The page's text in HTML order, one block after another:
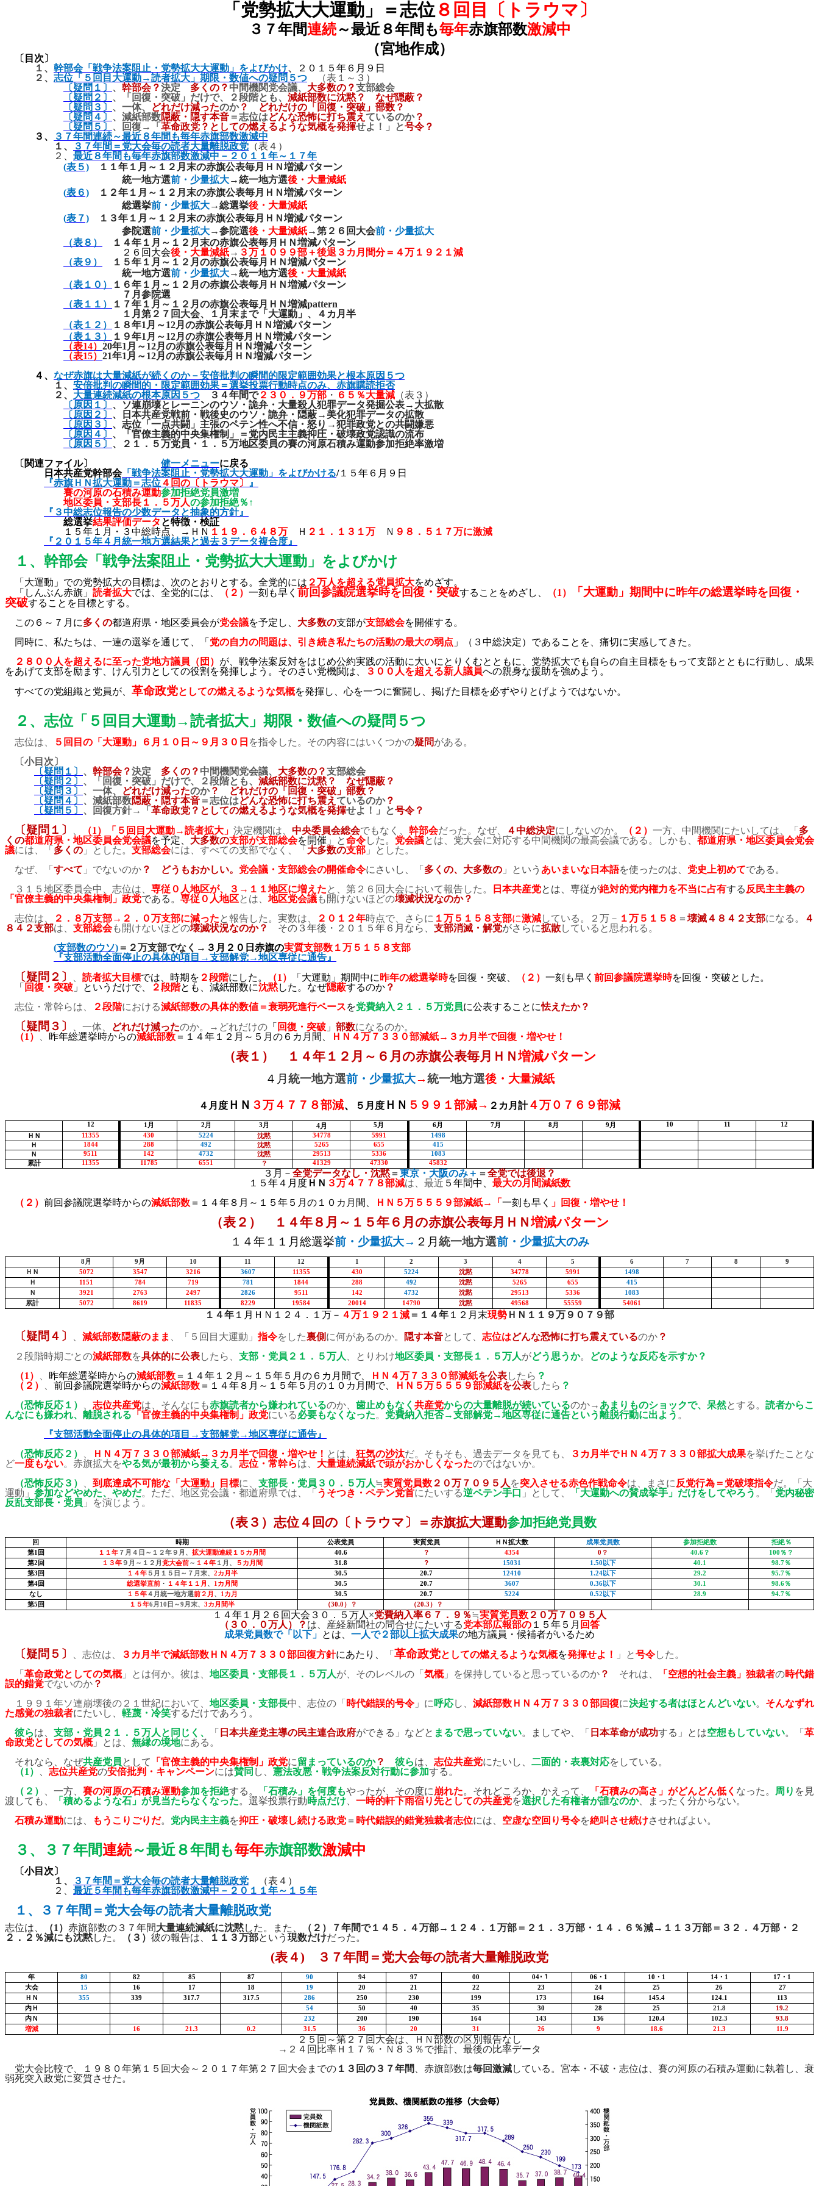
「党勢拡大大運動」＝志位 ８回目〔トラウマ〕
３７年間連続～最近８年間も毎年赤旗部数激減中
（宮地作成）
〔目次〕
１、 幹部会「戦争法案阻止・党勢拡大大運動」をよびかけ、
２０１５年６月９日
２、 志位「５回目大運動→読者拡大」期限・数値への疑問５つ
（表１～３）
〔疑問１〕 、 幹部会？決定 多くの？ 中間機関党会議、 大多数の？支部総会
〔疑問２〕 、「回復・突破」だけで、２段階とも、 減紙部数に沈黙？ なぜ隠蔽？
〔疑問３〕 、一体、 どれだけ減ったのか？
どれだけの「回復・突破」部数？
〔疑問４〕 、減紙部数隠蔽・隠す本音 ＝志位はどんな恐怖に打ち震え ているのか？
〔疑問５〕 、回復→「 革命政党？としての燃えるような気概を発揮せよ！」と号令？
３、
３７年間連続～最近８年間も毎年赤旗部数激減中
１、
３７年間＝党大会毎の読者大量離脱政党 （表 ４ ）
２、 最近８年間も毎年赤旗部数激減中－２０１１年～１７年
(表５) １１年１月～１２月末の赤旗公表毎月ＨＮ増減パターン
統一地方選前・少量拡大→統一地方選後・大量減紙
(表６) １２年１月～１２月末の赤旗公表毎月ＨＮ増減パターン
総選挙前・少量拡大→総選挙後・大量減紙
(表７) １３年１月～１２月末の赤旗公表毎月ＨＮ増減パターン
参院選前・少量拡大→参院選後・大量減紙→第２６回大会前・少量拡大
（表８）
１４年１月～１２月末の赤旗公表毎月ＨＮ増減パターン
２６回大会後・大量減紙→ ３万 １ ０９９部＋後退３カ月間分＝４万１９２１減
（表９）
１５年１月～１２月の赤旗公表毎月ＨＮ増減パターン
統一地方選前・少量拡大→統一地方選後・大量減紙
（表１０）
１６年１月～１２月の赤旗公表毎月ＨＮ増減パターン
７月参院選
（表１１）
１７年１月～１２月の赤旗公表毎月ＨＮ増減pattern
１月第２７回大会、１月末まで「大運動」、４カ月半
（表１２）
１８年1 月～12月 の赤旗公表毎月ＨＮ増減パターン
（表１３）
１９年1 月～12月 の赤旗公表毎月ＨＮ増減パターン
（表14） 20年1 月～12月 の赤旗公表毎月ＨＮ増減パターン
（表15） 21年1 月～12月 の赤旗公表毎月ＨＮ増減パターン
４、 なぜ赤旗は大量減紙が続くのか－安倍批判の瞬間的限定範囲効果と根本原因５つ
１、 安倍批判の瞬間的・限定範囲効果＝選挙投票行動時点のみ、赤旗購読拒否
２、 大量連続減紙の根本原因５つ ３４年間で２３０．９万部 ・ ６５％大量減 （表 ３ ）
〔原因１〕 、ソ連崩壊とレーニンのウソ・詭弁・大量殺人犯罪データ発掘公表→大拡散
〔原因２〕 、日本共産党戦前・戦後史のウソ・詭弁・隠蔽→美化犯罪データの拡散
〔原因３〕 、志位「一点共闘」主張のペテン性へ不信・怒り→犯罪政党との共闘嫌悪
〔原因４〕 、「官僚主義的中央集権制」＝党内民主主義抑圧・破壊政党認識の流布
〔原因５〕 、２１．５万党員・１．５万地区委員の賽の河原石積み運動参加拒絶率激増
〔関連ファイル〕 健一メニューに戻る
日本共産党幹部会「戦争法案阻止・党勢拡大大運動」をよびかける/１５年６月９日
『赤旗ＨＮ拡大運動＝志位４回の〔トラウマ〕
』
賽の河原の石積み運動参加拒絶党員激増
地区委員・支部長１．５万人の参加拒絶％↑
『３中総志位報告の少数データと抽象的方針』
総選挙結果評価データ と特徴・検証
１５年１月・３中総時点、→ＨＮ １１９．６４８万 Ｈ ２１．１３１万 Ｎ ９８．５１７万に激減
『２０１５年４月統一地方選結果と過去３データ複合度』
１、 幹部会「戦争法案阻止・党勢拡大大運動」をよびかけ
「大運動」での党勢拡大の目標は、次のとおりとする。 全党的には ２万人を超える党員拡大をめざす。
「しんぶん赤旗」 読者拡大では、全党的には、 （２） 一刻も早く 前回参議院選挙時を回復・突破することをめざし、 （1 ）
「大運動」期間中に昨年の総選挙時を回復・
突破することを目標とする。
この６～７月に多くの都道府県・地区委員会が党会議を予定し、 大多数の支部が支部総会を開催する。
同時に、私たちは、一連の選挙を通じて、「 党の自力の問題は、引き続き私たちの活動の最大の弱点 」（３中総決定）であることを、痛切に実感してきた。
２８００人を超えるに至った党地方議員（団） が、戦争法案反対をはじめ公約実践の活動に大いにとりくむとともに、党勢拡大でも自らの自主目標をもって支部とともに行動し、成果
をあげて支部を励ます、けん引力としての役割を発揮しよう。そのさい党機関は、
３００人を超える新人議員への親身な援助を強めよう。
すべての党組織と党員が、 革命政党としての燃えるような気概を発揮し、心を一つに奮闘し、掲げた目標を必ずやりとげようではないか。
２、 志位「５回目大運動→読者拡大」期限・数値への疑問５つ
志位は、 ５回目の「大運動」６月１０日～９月３０日 を指令した。その内容にはいくつかの疑問がある。
〔小目次〕
〔疑問１〕 、 幹部会？決定 多くの？ 中間機関党会議、 大多数の？支部総会
〔疑問２〕 、「回復・突破」だけで、２段階とも、 減紙部数に沈黙？ なぜ隠蔽？
〔疑問３〕 、一体、 どれだけ減ったのか？
どれだけの「回復・突破」部数？
〔疑問４〕 、減紙部数隠蔽・隠す本音 ＝志位はどんな恐怖に打ち震え ているのか？
〔疑問５〕 、回復方針→「 革命政党？としての燃えるような気概を発揮せよ！」と号令？
〔疑問１〕 （1 ）「５回目大運動→読者拡大」 決定機関は、 中央委員会総会でもなく、 幹部会だった。なぜ、 ４中総決定にしないのか。 （２） 一方、中間機関にたいしては、「 多
くの都道府県・地区委員会党会議を予定、 大多数の支部が支部総会を開催 」と命令した。 党会議とは、党大会に対応する中間機関の最高会議である。しかも、 都道府県・地区委員会党会
議には、「 多くの 」とした。 支部総会には、すべての支部でなく、「 大多数の支部 」とした。
なぜ、「 すべて 」でないのか ？ どうもおかしい。 党会議・支部総会の開催命令にさいし、「 多くの、大多数の 」という あいまいな日本語を使ったのは、 党史上初めてである。
３１５地区委員会中、志位は、 専従０人地区が、３→１１地区に増えたと、第２６回大会において報告した。 日本共産党とは、専従が絶対的党内権力を不当に占有する 反民主主義の
「官僚主義的中央集権制」政党である。 専従０人地区とは、 地区党会議も開けないほどの壊滅状況なのか？
志位は、
２．８万支部→２．０万支部に減ったと報告した。実数は、 ２０１２年時点で、さらに １万５１５８支部に激減している。２万－ １万５１５８ ＝ 壊滅４８４２支部になる。
４
８４２支部は、 支部総会も開けないほどの壊滅状況なのか？ その３年後・２０１５年６月なら、 支部消滅・解党がさらに拡散していると思われる。
(支部数のウソ)＝２万支部でなく → ３月２０日赤旗の実質支部数１万５１５８支部
『支部活動全面停止の具体的項目→支部解党→地区専従に通告』
〔疑問２〕 読者拡大目標では、時期を ２段階にした。 （1 ） 「大運動」期間中に 昨年の総選挙時を回復・突破、 （２） 一刻も早く 前回参議院選挙時を回復・突破とした。
「 回復・突破 」というだけで、 ２段階とも、減紙部数に沈黙した。なぜ隠蔽するのか ？
志位・常幹らは、
２段階における減紙部数の具体的数値＝衰弱死進行ペースを党費納入２１．５万党員に公表することに怯えたか？
〔疑問３〕 、一体、 どれだけ減ったのか。→どれだけの 「 回復・突破 」 部数になるのか。
（1 ） 昨年総選挙時からの減紙部数 ＝１４年１２月～５月の６カ月間、 ＨＮ４万 ７３３０部減紙→３カ月半で回復・増やせ！
（表１） １４年１２月～６月の赤旗公表毎月ＨＮ増減パターン
４月 統一地方選前・少量拡大→統一地方選後・大量減紙
４月度 ＨＮ ３万４７７８部減、 ５月度 ＨＮ ５９９１部減→ ２カ月計４万０７６９部減
12 1 月 2 月 3 月 4月 5 月 6月 7月 8月 9 月 10 11
12
ＨＮ
11355 430 5224 沈黙 34778 5991
1498
Ｈ
1844 288 492 沈黙 5265 655
415
Ｎ
9511 142 4732 沈黙 29513 5336
1083
累計
11355 11785 6551 ？ 41329 47330 45832
３月－ 全党データなし・沈黙＝ 東京・大阪のみ＋ ＝ 全党では後退？
１５年４月度 ＨＮ ３万４７７８部減は、最近 ５年間中、 最大の月間減紙数
（２） 前回参議院選挙時からの減紙部数 ＝１４年８月～１５年５月の１０カ月間、 ＨＮ５万５５５９部減紙→「 一刻も早く 」回復・増やせ！
（表２） １４年８月～１５年６月の赤旗公表毎月ＨＮ増減パターン
１４年１１月総選挙前・少量拡大→ ２月 統一地方選前・少量拡大のみ
8月 9 月 10 11 12 1 2 3 4 5 6 7 8
9
ＨＮ
5072 3547 3216 3607 11355 430 5224 沈黙 34778 5991
1498
Ｈ
1151 784 719 781 1844 288 492 沈黙 5265 655
415
Ｎ
3921 2763 2497 2826 9511 142 4732 沈黙 29513 5336
1083
累計
5072 8619 11835 8229 19584 20014 14790 沈黙 49568 55559 54061
１４年 １月ＨＮ１２４．１万－ ４万１９２１減＝ １４年 １２月末現勢 ＨＮ１１９万９０７９部
〔疑問４〕 減紙部数隠蔽のまま 、「５回目大運動」指令をした裏側 に何があるのか。 隠す本音として、 志位はどんな恐怖に打ち震えているのか ？
２段階時期ごとの減紙部数を具体的に公表したら、 支部・党員２１．５万人 、とりわけ地区委員・支部長１．５万人がどう思うか。
どのような反応を示すか？
（1 ） 昨年総選挙時からの減紙部数 ＝１４年１２月～１５年５月の６カ月間で、 ＨＮ４万７３３０部減紙を公表したら ？
（２）
前回参議院選挙時からの減紙部数 ＝１４年８月～１５年５月の１０カ月間で、 ＨＮ５万５５５９部減紙を公表したら ？
（恐怖反応１）
志位共産党は、そんなにも赤旗読者から嫌われているのか、 歯止めもなく 共産党からの大量離脱が続いているのか→ あまりものショックで、呆然とする。 読者からこ
んなにも嫌われ、離脱される 「官僚主義的中央集権制」政党にいる必要もなくなった。 党費納入拒否→支部解党→地区専従に通告という離脱行動に出よう 。
『支部活動全面停止の具体的項目→支部解党→地区専従に通告』
（恐怖反応２）
ＨＮ４万７３３０部減紙→３カ月半で回復・増やせ！ とは、 狂気の沙汰だ。そもそも、過去データを見ても、 ３カ月半でＨＮ４万７３３０部拡大成果を挙げたことな
ど一度もない。赤旗拡大をやる気が最初から萎える。 志位・常幹らは、 大量連続減紙で頭がおかしくなったのではないか。
（恐怖反応３）
到底達成不可能な「大運動」目標に、 支部長・党員３０．５万人≒実質党員数 ２０万７０９５人 を突入させる赤色作戦命令は、まさに 反党行為＝党破壊指令だ。「大
運動」 参加などやめた、やめだ。ただ、地区党会議・都道府県では、「 うそつき・ペテン党首にたいする逆ペテン手口 」として、 「大運動への賛成挙手」だけをしてやろう 。「 党内秘密
反乱支部長・党員 」を演じよう。
（表３）志位４回の〔トラウマ〕＝赤旗拡大運動参加拒絶党員数
回 時期 公表党員 実質党員 ＨＮ拡大数 成果党員数 参加拒絶数
拒絶％
第1 回 １１年 ７月４日～１２年９月、 拡大運動連続１５カ月間 40.6 ？ 4354 0 ？ 40.6？ 100 ％？
第2 回 １３年９月～１２月 党大会前～ １４年１月、 ５カ月間 31.8 ？ 15031 1.50 以下 40.1 98.7％
第3 回 １４年５月１５日～７月末、 2カ月半 30.5 20.7 12410 1.24以下 29.2 95.7％
第4回 総選挙直前・ １４年１１月 、 1 カ月間 30.5 20.7 3607 0.36以下 30.1 98.6％
なし
１５年４月統一地方選前２月 、 1 カ月 30.5 20.7 5224 0.52 以下 28.9 94.7％
第5 回 １５年6 月 10 日～9 月末、 3カ月間半 （30.0）？ （20.3）？
１４年１月２６回大会 ３０．５万人×党費納入率６７．９％≒実質党員数 ２０万７０９５人
（３０ ． ０万人）？ は、産経新聞社の問合せにたいする党本部広報部の １５年５月 回答
成果党員数で「以下」 とは、 一人で２部以上拡大成果の地方議員・候補者がいるため
〔疑問５〕 、志位は、 ３カ月半で減紙部数ＨＮ４万７３３０部回復方針にあたり、 「 革命政党としての燃えるような気概を発揮せよ！ 」と号令した。
「 革命政党としての気概」とは何か。彼は、 地区委員・支部長１．５万人が、そのレベルの「 気概」を保持していると思っているのか ？ それは、 「空想的社会主義」独裁者の時代錯
誤的錯覚でないのか ？
１９９１年ソ連崩壊後の２１世紀において、 地区委員・支部長中、志位の「 時代錯誤的号令 」に 呼応し、 減紙部数ＨＮ４万７３３０部回復に決起する者はほとんどいない。 そんなずれ
た感覚の独裁者にたいし、 軽蔑・冷笑するだけであろう。
彼らは、 支部・党員２１．５万人と同じく、 「 日本共産党主導の民主連合政府ができる」などと まるで思っていない。ましてや、「 日本革命が成功する」とは空想もしていない。 「 革
命政党としての気概」とは、 無縁の境地にある。
それなら、なぜ共産党員として 「官僚主義的中央集権制」政党に留まっているのか？ 彼らは、 志位共産党にたいし、 二面的・表裏対応をしている。
（1 ） 志位共産党の安倍批判・キャンペーンには賛同 し、 憲法改悪・戦争法案反対行動に参加する。
（２）
、一方、 賽の河原の石積み運動参加を拒絶する。 「石積み」を何度もやったが、その度に 崩れた。それどころか、かえって、 「石積みの高さ」がどんどん低く なった。 周り を見
渡しても、
「積めるような石」が見当たらなくなった。選挙投票行動時点だけ 一時的軒下雨宿り先としての共産党を選択した有権者が誰なのか、まったく分からない。
石積み運動には、 もうこりごりだ。 党内民主主義を抑圧・破壊し続ける政党 ＝ 時代錯誤的錯覚独裁者志位には、 空虚な空回り号令を絶叫させ続けさせればよい。
３、 ３７年間連続～最近８年間も毎年赤旗部数激減中
〔小目次〕
１、
３７年間＝党大会毎の読者大量離脱政党 （表 ４ ）
２、 最近５年間も毎年赤旗部数激減中－２０１１年～ １５年
１、 ３７年間＝党大会毎の読者大量離脱政党
志位は、 （1 ） 赤旗部数の３７年間大量連続減紙に沈黙した。また、 （２） ７年間で１４５．４万部→１２４．１万部＝２１．３万部・１４．６％減→ １１３万部＝３２．４万部・２
２．２％減にも沈黙した。 （３） 彼の報告は、 １１３万部という 現数だけだった。
(表４) ３７年間＝党大会毎の読者大量離脱政党
年 80 82 85 87 90 94 97 00 04･１ 06・ 1 10 ・ 1 14・ 1 17 ・ 1
大会
15 16 17 18 19 20 21 22 23 24 25 26
27
ＨＮ
355 339 317.7 317.5 286 250 230 199 173 164 145.4 124.1
113
内Ｈ
54 50 40 35 30 28 25 21.8 19.2
内Ｎ
232 200 190 164 143 136 120.4 102.3 93.8
増減
16 21.3 0.2 31.5 36 20 31 26 9 18.6 21.3 11 .9
２５回～第２７回大会は、ＨＮ部数の区別報告なし
→２４回比率Ｈ１７％・Ｎ８３％で推計、最後の比率データ
党大会比較で、１９８０年第１５回大会～２０１７年第２７回大会までの １３回の３７年間 、赤旗部数は毎回激減している。宮本・不破・志位は、賽の河原の石積み運動に執着し、衰
弱死突入政党に変質させた。